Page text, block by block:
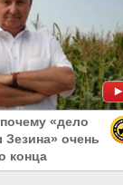
«дело
очень
конца